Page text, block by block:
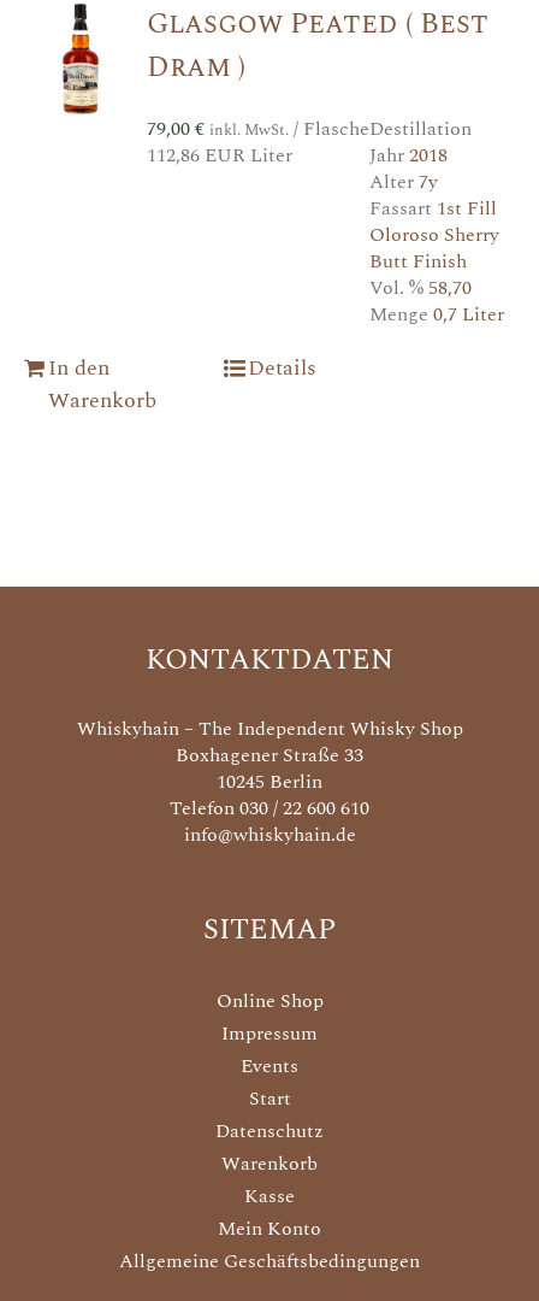
Glasgow Peated ( Best
Dram )
79,00€ inkl. MwSt./ Flasche
112,86 EUR Liter
Destillation
Jahr2018
Alter7y
Fassart 1st Fill
Oloroso Sherry
Butt Finish
Vol. % 58,70
Menge 0,7 Liter
In den
Warenkorb
Details
KONTAKTDATEN
Whiskyhain – The Independent Whisky Shop
Boxhagener Straße 33
10245 Berlin
Telefon 030 / 22 600 610
info@whiskyhain.de
SITEMAP
Online Shop
Impressum
Events
Start
Datenschutz
Warenkorb
Kasse
Mein Konto
Allgemeine Geschäftsbedingungen